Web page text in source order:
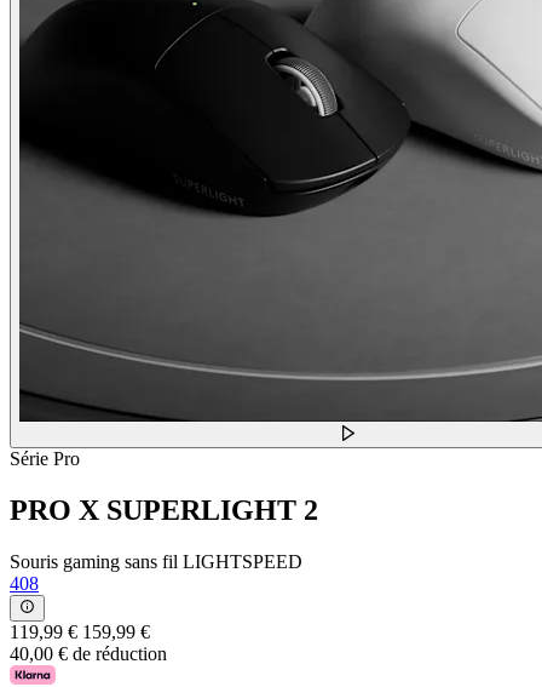
Série Pro
PRO X SUPERLIGHT 2
Souris gaming sans fil LIGHTSPEED
408
119,99 € 159,99 €
40,00 € de réduction